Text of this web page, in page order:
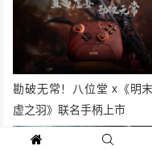
勘破无常！八位堂 x《明
虚之羽》联名手柄上市